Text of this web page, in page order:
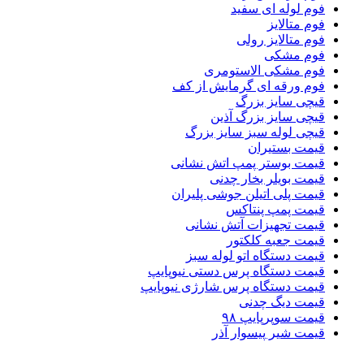
فوم لوله ای سفید
فوم متالایز
فوم متالایز رولی
فوم مشکی
فوم مشکی الاستومری
فوم ورقه ای گرمایش از کف
قیچی سایز بزرگ
قیچی سایز بزرگ آذین
قیچی لوله سبز سایز بزرگ
قیمت بستیران
قیمت بوستر پمپ اتش نشانی
قیمت بویلر بخار چدنی
قیمت پلی اتیلن جوشی پلیران
قیمت پمپ پنتاکس
قیمت تجهیزات آتش نشانی
قیمت جعبه کلکتور
قیمت دستگاه اتو لوله سبز
قیمت دستگاه پرس دستی نیوپایپ
قیمت دستگاه پرس شارژی نیوپایپ
قیمت دیگ چدنی
قیمت سوپرپایپ ۹۸
قیمت شیر پیسوار آذر